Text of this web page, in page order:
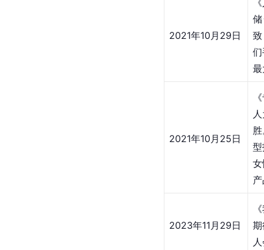
2021年10月29日
2021年10月25日
2023年11月29日